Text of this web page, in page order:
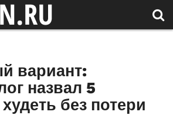
вариант:
назвал 5
без потери